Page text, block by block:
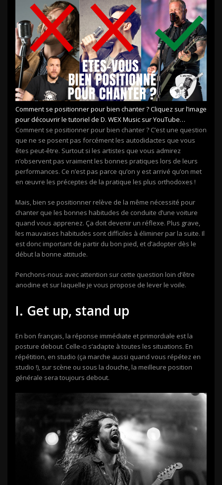
Comment se positionner pour bien chanter ? Cliquez sur l’image
pour découvrir le tutoriel de D. WEX Music sur YouTube…
Comment se positionner pour bien chanter ? C’est une question
que ne se posent pas forcément les autodidactes que vous
êtes peut-être. Surtout si les artistes que vous admirez
n’observent pas vraiment les bonnes pratiques lors de leurs
performances. Ce n’est pas parce qu’on y est arrivé qu’on met
en œuvre les préceptes de la pratique les plus orthodoxes !
Mais, bien se positionner relève de la même nécessité pour
chanter que les bonnes habitudes de conduite d’une voiture
quand vous apprenez. Ça doit devenir un réflexe. Plus grave,
les mauvaises habitudes sont difficiles à éliminer par la suite. Il
est donc important de partir du bon pied, et d’adopter dès le
début la bonne attitude.
Penchons-nous avec attention sur cette question loin d’être
anodine et sur laquelle je vous propose de lever le voile.
I. Get up, stand up
En bon français, la réponse immédiate et primordiale est la
posture debout. Celle-ci s’adapte à toutes les situations. En
répétition, en studio (ça marche aussi quand vous répétez en
studio !), sur scène ou sous la douche, la meilleure position
générale sera toujours debout.